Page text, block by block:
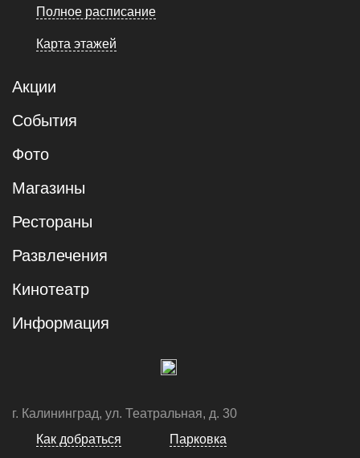
Полное расписание
Карта этажей
Акции
События
Фото
Магазины
Рестораны
Развлечения
Кинотеатр
Информация
г. Калининград, ул. Театральная, д. 30
Как добраться
Парковка